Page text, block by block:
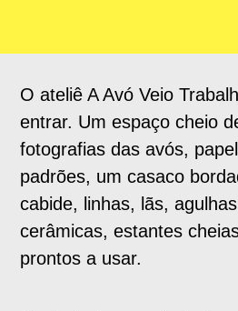
O ateliê A Avó Veio
entrar. Um espaço cheio
fotografias das avós,
padrões, um casaco
cabide, linhas, lãs,
cerâmicas, estantes
prontos a usar.